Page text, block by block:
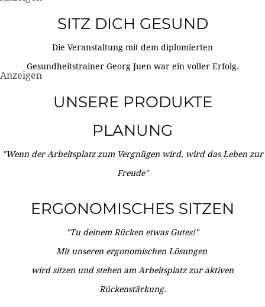
SITZ DICH GESUND
Die Veranstaltung mit dem diplomierten
Gesundheitstrainer Georg Juen war ein voller Erfolg.
Anzeigen
UNSERE PRODUKTE
PLANUNG
"Wenn der Arbeitsplatz zum Vergnügen wird, wird das Leben zur
Freude"
ERGONOMISCHES SITZEN
"Tu deinem Rücken etwas Gutes!"
Mit unseren ergonomischen Lösungen
wird sitzen und stehen am Arbeitsplatz zur aktiven
Rückenstärkung.